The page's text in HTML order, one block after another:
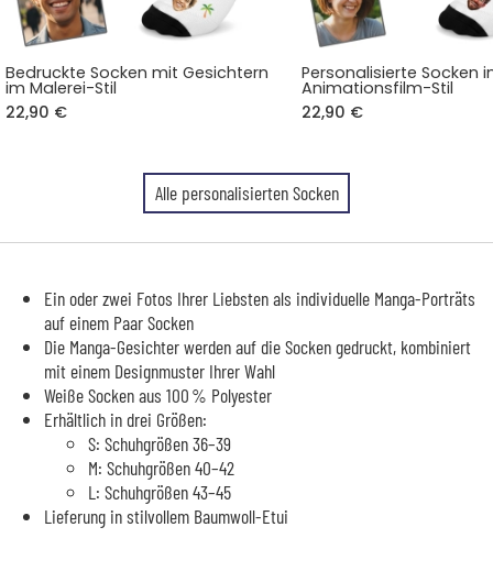
Bedruckte Socken mit Gesichtern
im Malerei-Stil
22,90 €
Personalisierte Socken
Animationsfilm-Stil
22,90 €
Alle personalisierten Socken
Ein oder zwei Fotos Ihrer Liebsten als individuelle Manga-Porträts
auf einem Paar Socken
Die Manga-Gesichter werden auf die Socken gedruckt, kombiniert
mit einem Designmuster Ihrer Wahl
Weiße Socken aus 100 % Polyester
Erhältlich in drei Größen:
S: Schuhgrößen 36–39
M: Schuhgrößen 40–42
L: Schuhgrößen 43–45
Lieferung in stilvollem Baumwoll-Etui